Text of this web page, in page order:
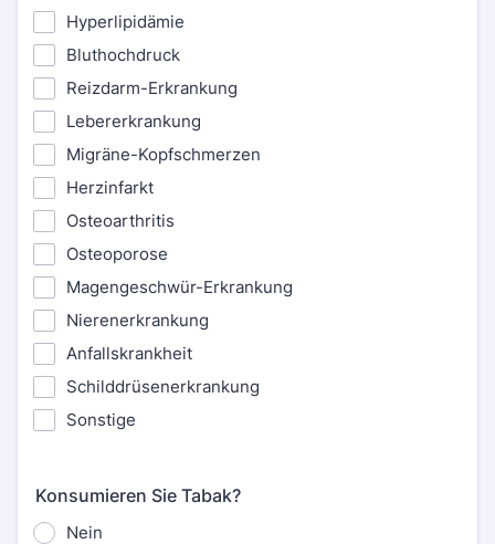
Hyperlipidämie
Bluthochdruck
Reizdarm-Erkrankung
Lebererkrankung
Migräne-Kopfschmerzen
Herzinfarkt
Osteoarthritis
Osteoporose
Magengeschwür-Erkrankung
Nierenerkrankung
Anfallskrankheit
Schilddrüsenerkrankung
Sonstige
Konsumieren Sie Tabak?
Nein